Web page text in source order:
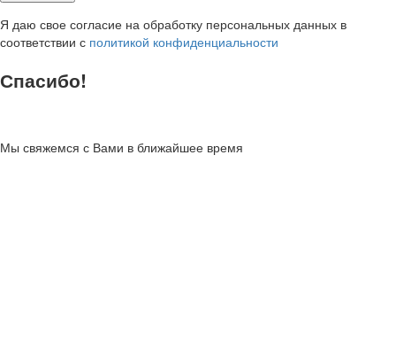
Я даю свое согласие на обработку персональных данных в
соответствии с политикой конфиденциальности
Спасибо!
Мы свяжемся с Вами в ближайшее время